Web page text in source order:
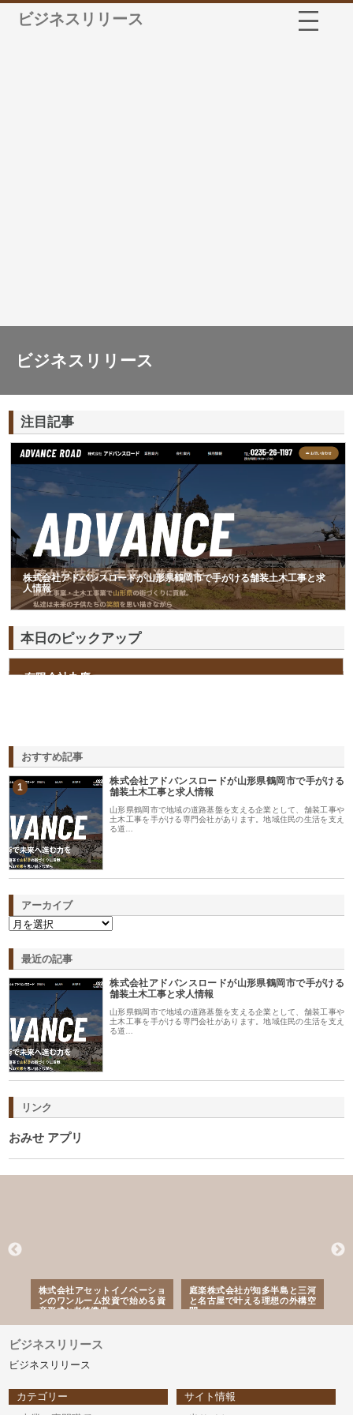
ビジネスリリース
ビジネスリリース
注目記事
株式会社アドバンスロードが山形県鶴岡市で手がける舗装土木工事と求
人情報
本日のピックアップ
有限会社丸慶
おすすめ記事
1
株式会社アドバンスロードが山形県鶴岡市で手がける
舗装土木工事と求人情報
山形県鶴岡市で地域の道路基盤を支える企業として、舗装工事や
土木工事を手がける専門会社があります。地域住民の生活を支え
る道…
アーカイブ
最近の記事
株式会社アドバンスロードが山形県鶴岡市で手がける
舗装土木工事と求人情報
山形県鶴岡市で地域の道路基盤を支える企業として、舗装工事や
土木工事を手がける専門会社があります。地域住民の生活を支え
る道…
リンク
おみせ アプリ
株式会社アセットイノベーショ
ンのワンルーム投資で始める資
産形成と老後準備
庭楽株式会社が知多半島と三河
と名古屋で叶える理想の外構空
間
ビジネスリリース
ビジネスリリース
カテゴリー
サイト情報